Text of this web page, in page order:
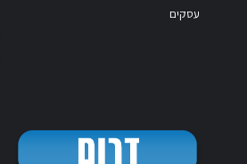
עסקים